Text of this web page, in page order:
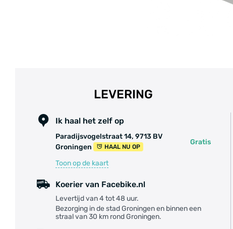
LEVERING
Ik haal het zelf op
Paradijsvogelstraat 14, 9713 BV
Groningen
HAAL NU OP
Gratis
Toon op de kaart
Koerier van Facebike.nl
Levertijd van 4 tot 48 uur.
Bezorging in de stad Groningen en binnen een
straal van 30 km rond Groningen.